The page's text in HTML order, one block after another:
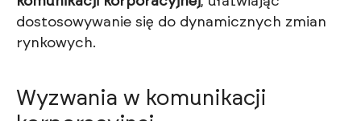
dostosowywanie się do dynamicznych zmian
rynkowych.
Wyzwania w komunikacji